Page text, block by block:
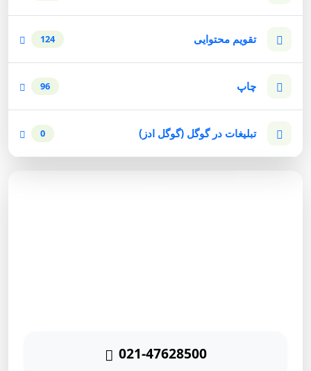
تقویم محتوایی 124
چاپ 96
تبلیغات در گوگل (گوگل ادز) 0
021-47628500